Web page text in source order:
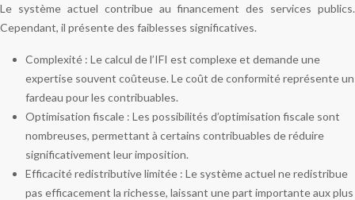
Le système actuel contribue au financement des services publics.
Cependant, il présente des faiblesses significatives.
Complexité : Le calcul de l’IFI est complexe et demande une
expertise souvent coûteuse. Le coût de conformité représente un
fardeau pour les contribuables.
Optimisation fiscale : Les possibilités d’optimisation fiscale sont
nombreuses, permettant à certains contribuables de réduire
significativement leur imposition.
Efficacité redistributive limitée : Le système actuel ne redistribue
pas efficacement la richesse, laissant une part importante aux plus